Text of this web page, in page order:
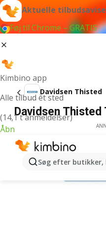
Aktuelle
Føj til Chrome – GRATIS
Kimbino app
Alle tilbud ét sted
(14,1 t anmeldelser)
Åbn
Søg efter
Davidsen Thisted
Davidsen